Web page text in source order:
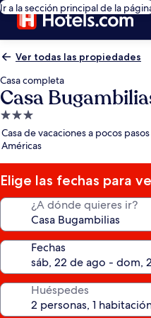
Ir a la sección principal de la
Ver todas las propiedades
Casa completa
Casa
Propiedad
de
3.0
estrellas
Casa de vacaciones a pocos
Américas
Elige las fechas para
¿A dónde quieres ir?
Fechas
Huéspedes